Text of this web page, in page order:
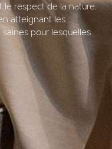
le respect de la nature.
atteignant les
pour lesquelles